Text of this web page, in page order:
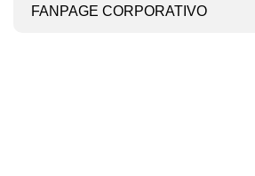
FANPAGE CORPORATIVO